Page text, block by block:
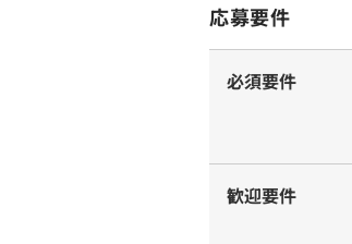
応募要件
必須要件
歓迎要件